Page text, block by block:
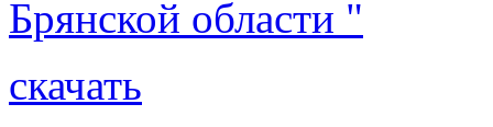
Брянской области "
скачать